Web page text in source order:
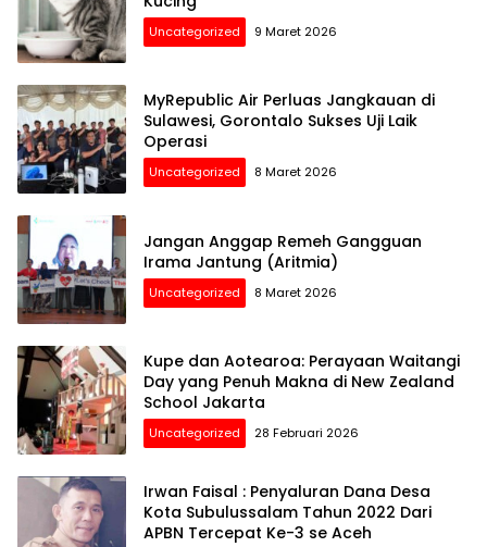
Uncategorized 9 Maret 2026
MyRepublic Air Perluas Jangkauan di
Sulawesi, Gorontalo Sukses Uji Laik
Operasi
Uncategorized 8 Maret 2026
Jangan Anggap Remeh Gangguan
Irama Jantung (Aritmia)
Uncategorized 8 Maret 2026
Kupe dan Aotearoa: Perayaan Waitangi
Day yang Penuh Makna di New Zealand
School Jakarta
Uncategorized 28 Februari 2026
Irwan Faisal : Penyaluran Dana Desa
Kota Subulussalam Tahun 2022 Dari
APBN Tercepat Ke-3 se Aceh